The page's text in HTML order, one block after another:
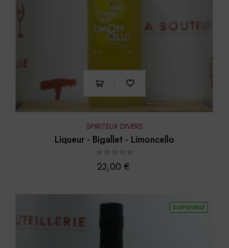
SPIRITEUX DIVERS
Liqueur - Bigallet - Limoncello
Prix
23,00 €
DISPONIBLE